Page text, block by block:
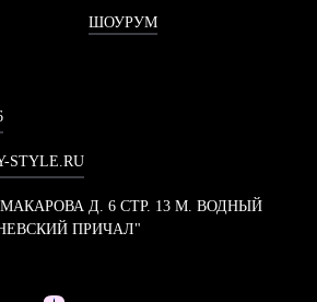
ШОУРУМ
STYLE.RU
Д. 6 СТР. 13 М. ВОДНЫЙ
ПРИЧАЛ"